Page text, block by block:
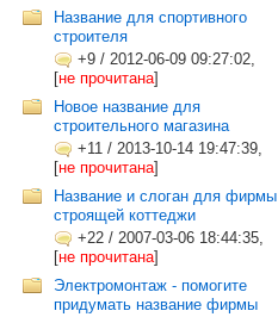
Название для спортивного
строителя
+9 / 2012-06-09 09:27:02,
[не прочитана]
Новое название для
строительного магазина
+11 / 2013-10-14 19:47:39,
[не прочитана]
Название и слоган для фирмы
строящей коттеджи
+22 / 2007-03-06 18:44:35,
[не прочитана]
Электромонтаж - помогите
придумать название фирмы